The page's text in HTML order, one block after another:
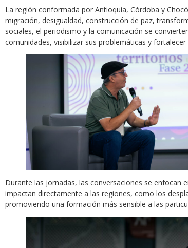
La región conformada por Antioquia, Córdoba y
migración, desigualdad, construcción de paz,
sociales, el periodismo y la comunicación se
comunidades, visibilizar sus problemáticas y
Durante las jornadas, las conversaciones se enfocan
impactan directamente a las regiones, como los
promoviendo una formación más sensible a las